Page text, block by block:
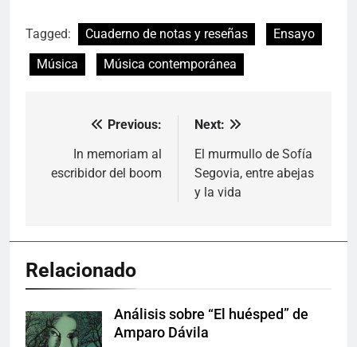
Tagged: Cuaderno de notas y reseñas
Ensayo
Música
Música contemporánea
Navegación
Previous:
In memoriam al
escribidor del boom
Next:
El murmullo de Sofía
Segovia, entre abejas
y la vida
Relacionado
Análisis sobre “El huésped” de
Amparo Dávila